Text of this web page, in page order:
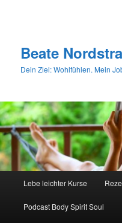
Beate
Dein Ziel: Wohlfühlen. Mein
Lebe leichter Kurse
Podcast Body Spirit Soul